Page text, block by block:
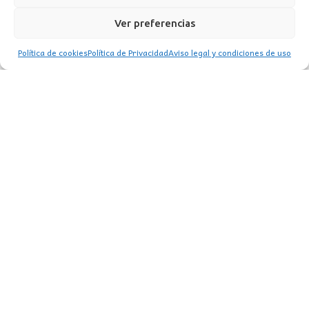
Ver preferencias
Política de cookiesPolítica de PrivacidadAviso legal y condiciones de uso